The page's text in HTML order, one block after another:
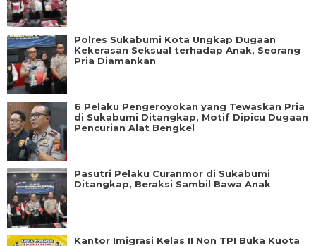
Polres Sukabumi Kota Ungkap Dugaan
Kekerasan Seksual terhadap Anak, Seorang
Pria Diamankan
6 Pelaku Pengeroyokan yang Tewaskan Pria
di Sukabumi Ditangkap, Motif Dipicu Dugaan
Pencurian Alat Bengkel
Pasutri Pelaku Curanmor di Sukabumi
Ditangkap, Beraksi Sambil Bawa Anak
Kantor Imigrasi Kelas II Non TPI Buka Kuota